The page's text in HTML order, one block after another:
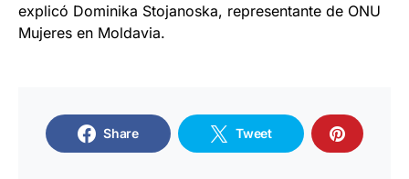
explicó Dominika Stojanoska, representante de ONU
Mujeres en Moldavia.
Share Tweet